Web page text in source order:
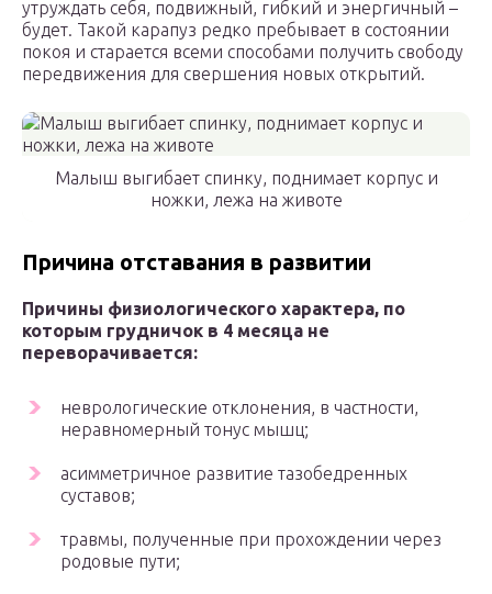
утруждать себя, подвижный, гибкий и энергичный –
будет. Такой карапуз редко пребывает в состоянии
покоя и старается всеми способами получить свободу
передвижения для свершения новых открытий.
Малыш выгибает спинку, поднимает корпус и
ножки, лежа на животе
Причина отставания в развитии
Причины физиологического характера, по
которым грудничок в 4 месяца не
переворачивается:
неврологические отклонения, в частности,
неравномерный тонус мышц;
асимметричное развитие тазобедренных
суставов;
травмы, полученные при прохождении через
родовые пути;